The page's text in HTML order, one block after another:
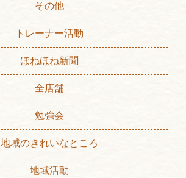
その他
トレーナー活動
ほねほね新聞
全店舗
勉強会
地域のきれいなところ
地域活動